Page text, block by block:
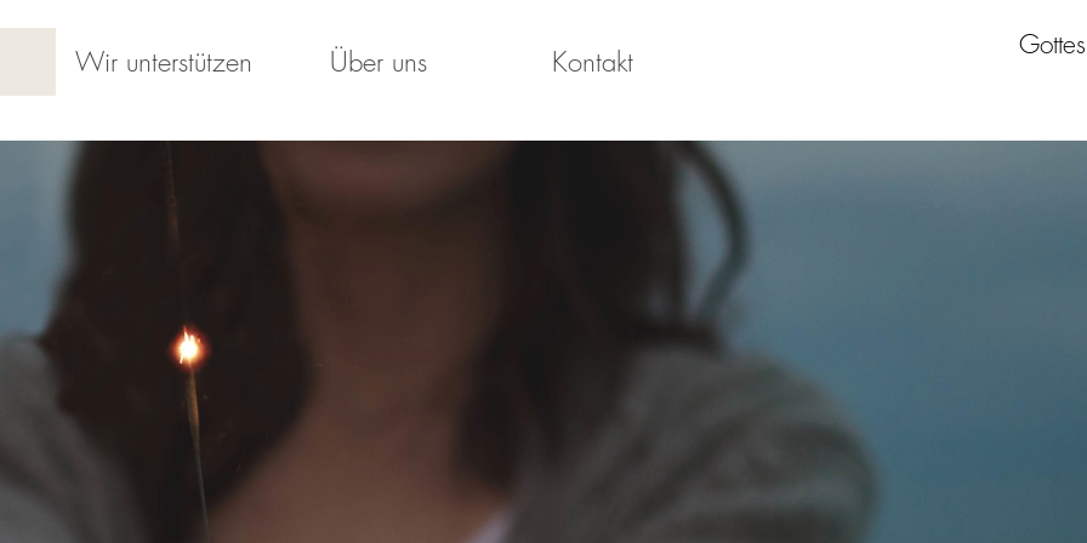
Wir unterstützen Über uns Kontakt